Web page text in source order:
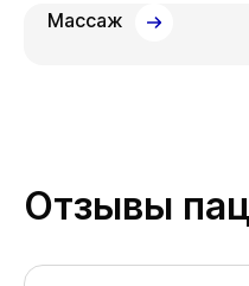
Массаж
Отзывы